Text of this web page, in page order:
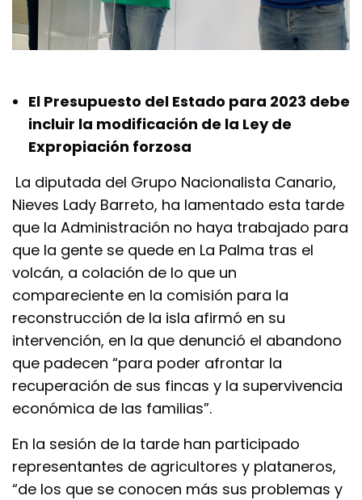
El Presupuesto del Estado para 2023 debe
incluir la modificación de la Ley de
Expropiación forzosa
La diputada del Grupo Nacionalista Canario,
Nieves Lady Barreto, ha lamentado esta tarde
que la Administración no haya trabajado para
que la gente se quede en La Palma tras el
volcán, a colación de lo que un
compareciente en la comisión para la
reconstrucción de la isla afirmó en su
intervención, en la que denunció el abandono
que padecen “para poder afrontar la
recuperación de sus fincas y la supervivencia
económica de las familias”.
En la sesión de la tarde han participado
representantes de agricultores y plataneros,
“de los que se conocen más sus problemas y